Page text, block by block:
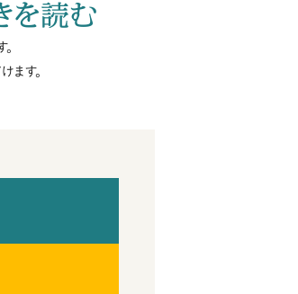
を読む
ます。